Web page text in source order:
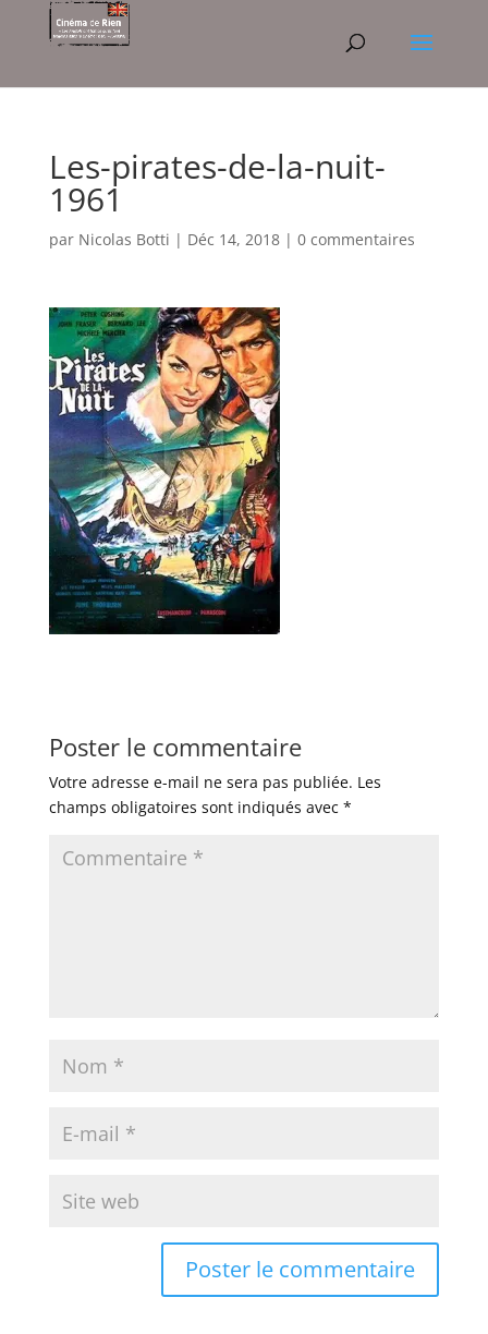
Les-pirates-de-la-nuit-
1961
par Nicolas Botti | Déc 14, 2018| 0 commentaires
Poster le commentaire
Votre adresse e-mail ne sera pas publiée. Les
champs obligatoires sont indiqués avec *